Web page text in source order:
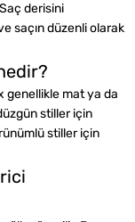
derisini
saçın düzenli olarak
genellikle mat ya da
stiller için
stiller için